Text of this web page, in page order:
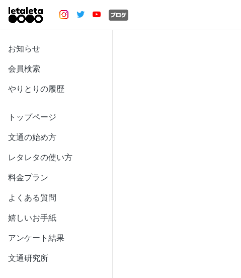
お知らせ
会員検索
やりとりの履歴
トップページ
文通の始め方
レタレタの使い方
料金プラン
よくある質問
嬉しいお手紙
アンケート結果
文通研究所